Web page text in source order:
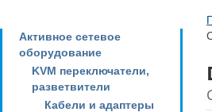
Активное сетевое
оборудование
KVM переключатели,
разветвители
Кабели и адаптеры